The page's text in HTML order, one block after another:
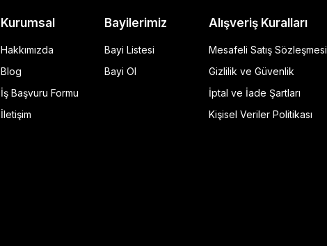
GP Kompozit Universal 45 lt Plastik Motosiklet Çantası Siyah
Kurumsal
Hakkımızda
Blog
İş Başvuru Formu
İletişim
Bayilerimiz
Bayi Listesi
Bayi Ol
Alışveriş Kuralları
Mesafeli Satış Sözleşmesi
Gizlilik ve Güvenlik
İptal ve İade Şartları
Kişisel Veriler Politikası